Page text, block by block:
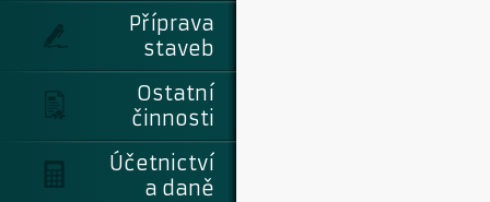
Příprava
staveb
Ostatní
činnosti
Účetnictví
a daně